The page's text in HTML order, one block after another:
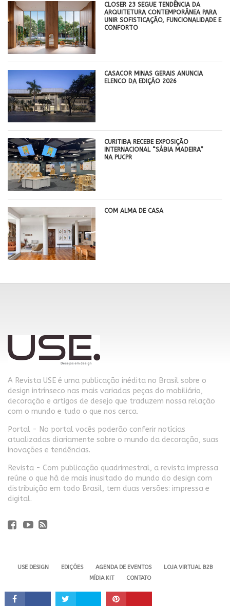
CLOSER 23 SEGUE TENDÊNCIA DA
ARQUITETURA CONTEMPORÂNEA PARA
UNIR SOFISTICAÇÃO, FUNCIONALIDADE E
CONFORTO
CASACOR MINAS GERAIS ANUNCIA
ELENCO DA EDIÇÃO 2026
CURITIBA RECEBE EXPOSIÇÃO
INTERNACIONAL “SÁBIA MADEIRA”
NA PUCPR
COM ALMA DE CASA
A Revista USE é uma publicação inédita no Brasil sobre o
design intrínseco nas mais variadas peças do mobiliário,
decoração e artigos de desejo que traduzem nossa relação
com o mundo e tudo o que nos cerca.
Portal - No portal vocês poderão conferir notícias
atualizadas diariamente sobre o mundo da decoração, suas
inovações e tendências.
Revista - Com publicação quadrimestral, a revista impressa
reúne o que há de mais inusitado do mundo do design com
distribuição em todo Brasil, tem duas versões: impressa e
digital.
USE DESIGN EDIÇÕES AGENDA DE EVENTOS
LOJA VIRTUAL B2B
MÍDIA KIT
CONTATO
Revista USE. 2024 - Todos os direitos reservados.